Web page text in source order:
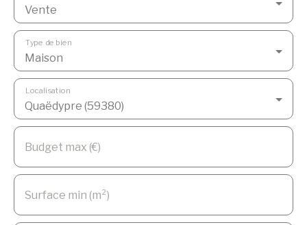
Vente
Maison
Type de bien
Quaëdypre (59380)
Localisation
Budget max (€)
Surface min (m²)